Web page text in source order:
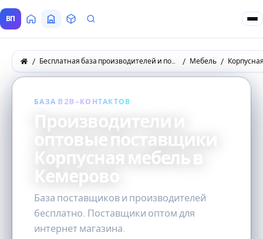
ВП ГлавнаяВсе Поставщики
ТоварыЗапросы покупателей
Бесплатная база производителей и поставщиков товаров оптом Мебель
БАЗА B2B-КОНТАКТОВ
Производители и
оптовые поставщики
Корпусная мебель в
Кемерово
База поставщиков и производителей
бесплатно. Поставщики оптом для
интернет магазина.